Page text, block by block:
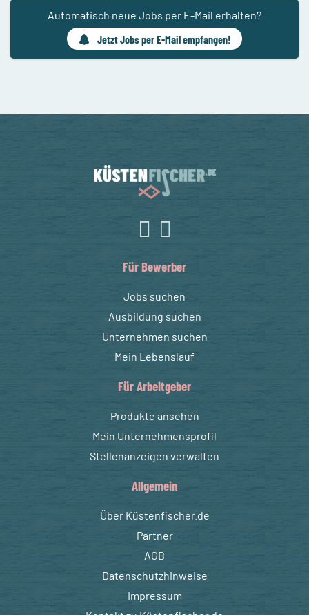
Automatisch neue Jobs per E-Mail erhalten?
Jetzt Jobs per E-Mail empfangen!
Für Bewerber
Jobs suchen
Ausbildung suchen
Unternehmen suchen
Mein Lebenslauf
Für Arbeitgeber
Produkte ansehen
Mein Unternehmensprofil
Stellenanzeigen verwalten
Allgemein
Über Küstenfischer.de
Partner
AGB
Datenschutzhinweise
Impressum